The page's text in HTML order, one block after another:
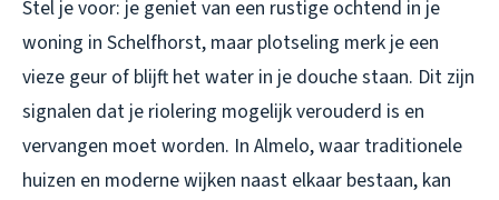
Stel je voor: je geniet van een rustige ochtend in je
woning in Schelfhorst, maar plotseling merk je een
vieze geur of blijft het water in je douche staan. Dit zijn
signalen dat je riolering mogelijk verouderd is en
vervangen moet worden. In Almelo, waar traditionele
huizen en moderne wijken naast elkaar bestaan, kan